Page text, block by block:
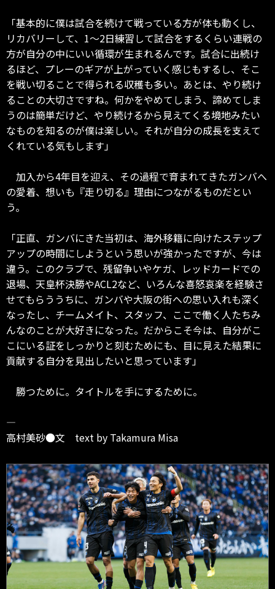
「基本的に僕は試合を続けて戦っている方が体も動くし、
リカバリーして、1～2日練習して試合をするくらい連戦の
方が自分の中にいい循環が生まれるんです。試合に出続け
るほど、プレーのギアが上がっていく感じもするし、そこ
を戦い切ることで得られる収穫も多い。あとは、やり続け
ることの大切さですね。何かをやめてしまう、諦めてしま
うのは簡単だけど、やり続けるから見えてくる境地みたい
なものを知るのが僕は楽しい。それが自分の成長を支えて
くれている気もします」
加入から4年目を迎え、その過程で育まれてきたガンバへ
の愛着、想いも『走り切る』理由につながるものだとい
う。
「正直、ガンバにきた当初は、海外移籍に向けたステップ
アップの時間にしようという思いが強かったですが、今は
違う。このクラブで、残留争いやケガ、レッドカードでの
退場、天皇杯決勝やACL2など、いろんな喜怒哀楽を経験さ
せてもらううちに、ガンバや大阪の街への思い入れも深く
なったし、チームメイト、スタッフ、ここで働く人たちみ
んなのことが大好きになった。だからこそ今は、自分がこ
こにいる証をしっかりと刻むためにも、目に見えた結果に
貢献する自分を見出したいと思っています」
勝つために。タイトルを手にするために。
―
高村美砂●文 text by Takamura Misa